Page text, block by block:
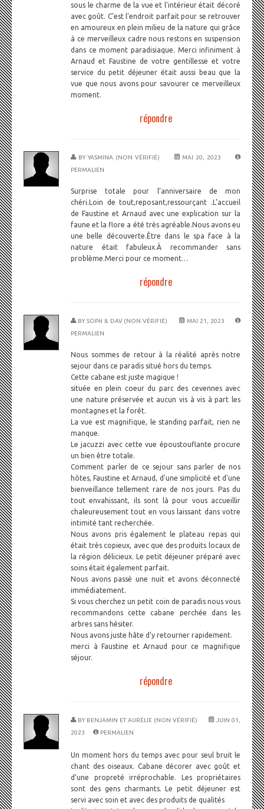
sous le charme de la vue et l'intérieur était décoré
avec goût. C'est l'endroit parfait pour se retrouver
en amoureux en plein milieu de la nature qui grâce
à ce merveilleux cadre nous restons en suspension
dans ce moment paradisiaque. Merci infiniment à
Arnaud et Faustine de votre gentillesse et votre
service du petit déjeuner était aussi beau que la
vue que nous avons pour savourer ce merveilleux
moment.
répondre
BYYASMINA (NON VÉRIFIÉ)
MAI 20, 2023
PERMALIEN
Surprise totale pour l’anniversaire de mon
chéri.Loin de tout,reposant,ressourçant .L’accueil
de Faustine et Arnaud avec une explication sur la
faune et la flore a été très agréable.Nous avons eu
une belle découverte.Être dans le spa face à la
nature était fabuleux.À recommander sans
problème.Merci pour ce moment…
répondre
BY SOPH & DAV (NON VÉRIFIÉ)
MAI 21, 2023
PERMALIEN
Nous sommes de retour à la réalité après notre
sejour dans ce paradis situé hors du temps.
Cette cabane est juste magique !
située en plein coeur du parc des cevennes avec
une nature préservée et aucun vis à vis à part les
montagnes et la forêt.
La vue est magnifique, le standing parfait, rien ne
manque.
Le jacuzzi avec cette vue époustouflante procure
un bien être totale.
Comment parler de ce sejour sans parler de nos
hôtes, Faustine et Arnaud, d'une simplicité et d'une
bienveillance tellement rare de nos jours. Pas du
tout envahissant, ils sont là pour vous accueillir
chaleureusement tout en vous laissant dans votre
intimité tant recherchée.
Nous avons pris également le plateau repas qui
était très copieux, avec que des produits locaux de
la région délicieux. Le petit déjeuner préparé avec
soins était également parfait.
Nous avons passé une nuit et avons déconnecté
immédiatement.
Si vous cherchez un petit coin de paradis nous vous
recommandons cette cabane perchée dans les
arbres sans hésiter.
Nous avons juste hâte d'y retourner rapidement.
merci à Faustine et Arnaud pour ce magnifique
séjour.
répondre
BY BENJAMIN ET AURÉLIE (NON VÉRIFIÉ)
JUIN 01,
2023
PERMALIEN
Un moment hors du temps avec pour seul bruit le
chant des oiseaux. Cabane décorer avec goût et
d’une propreté irréprochable. Les propriétaires
sont des gens charmants. Le petit déjeuner est
servi avec soin et avec des produits de qualités